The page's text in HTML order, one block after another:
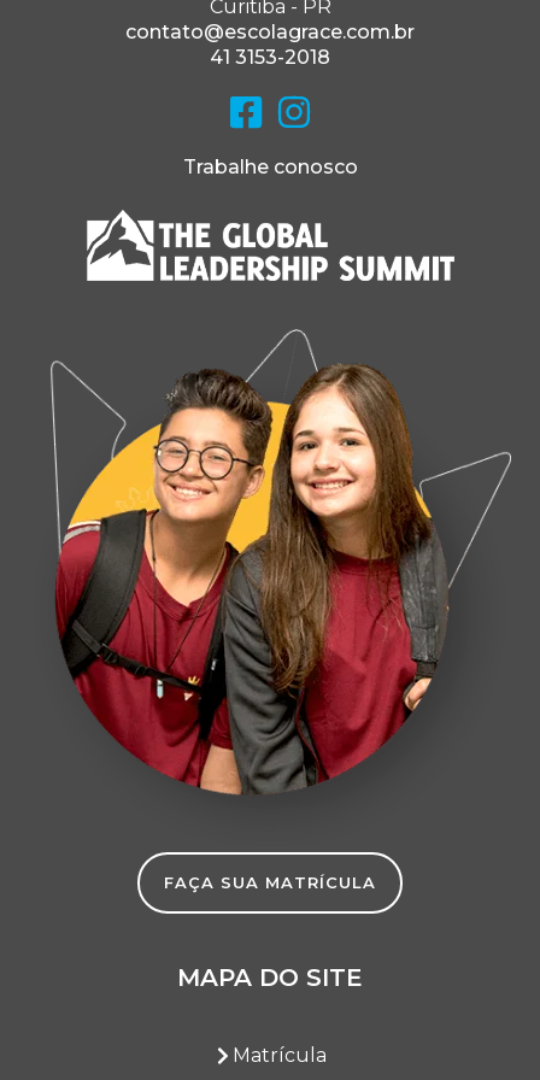
NOTÍCIA DE TURMA: PROFISSÕES
NOTÍCIA DE TURMA: AS REGIÕES DO BRASIL
Dia do professor
Cantos pedagógicos: espaços planejados com
MEMÓRIA DE TURMA: OVOS, TERRA E ALPISTE
NOTÍCIA DE TURMA: PINTURA COM BALÕES
NOTÍCIA DE TURMA: MATEMÁTICA NA GRACE
MEMÓRIA DE TURMA: DIVERSÃO COM CAIXAS
GRANDES DISCURSOS: DO NAVIO NEGREIRO
À PRINCESA ISABEL
MEMÓRIA DE TURMA: A ABÓBORA DA
CINDERELA, DO CHICO REI E DO INFANTIL 4
A MOSTRA DE ARTE DA GRACE ESTÁ
CHEGANDO!
AULA DE CAMPO: CASA DA LEITURA E
EXPOSIÇÃO NO MUSEU
NOTÍCIA DE TURMA: MASSINHA DO INFANTIL
NOTÍCIA DE TURMA: FUTEBOL AMERICANO
RELATO DE MEMÓRIA: ADAPTAÇÃO COM O
CORAÇÃO
Curitiba - PR
contato@escolagrace.com.br
41 3153-2018
Trabalhe conosco
FAÇA SUA MATRÍCULA
MAPA DO SITE
Matrícula